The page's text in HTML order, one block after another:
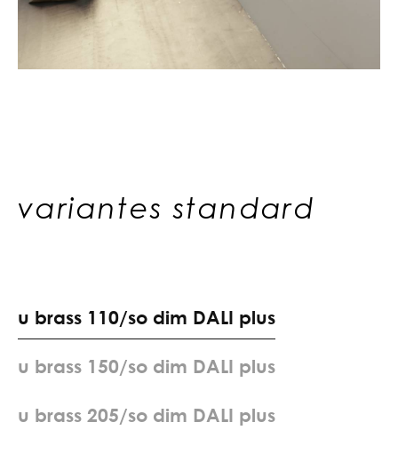
variantes standard
u brass 1 10/so dim DALI plus
u brass 150/so dim DALI plus
u brass 205/so dim DALI plus